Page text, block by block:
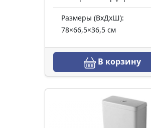
Размеры (ВхДхШ):
78×66,5×36,5 см
В корзину